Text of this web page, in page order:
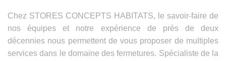
Chez STORES CONCEPTS HABITATS, le savoir-faire de
nos équipes et notre expérience de près de deux
décennies nous permettent de vous proposer de multiples
services dans le domaine des fermetures. Spécialiste de la